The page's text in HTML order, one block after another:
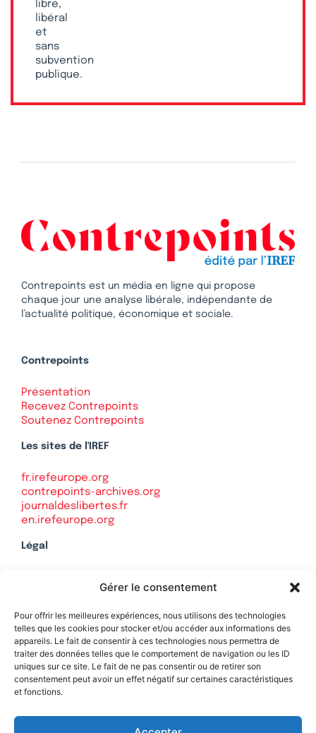
Gérer le consentement
Pour offrir les meilleures expériences, nous utilisons des technologies
telles que les cookies pour stocker et/ou accéder aux informations des
appareils. Le fait de consentir à ces technologies nous permettra de
traiter des données telles que le comportement de navigation ou les ID
uniques sur ce site. Le fait de ne pas consentir ou de retirer son
consentement peut avoir un effet négatif sur certaines caractéristiques
et fonctions.
libre,
libéral
et
sans
subvention
publique.
Contrepoints est un média en ligne qui propose
chaque jour une analyse libérale, indépendante de
l’actualité politique, économique et sociale.
Contrepoints
Présentation
Recevez Contrepoints
Soutenez Contrepoints
Les sites de l'IREF
fr.irefeurope.org
contrepoints-archives.org
journaldeslibertes.fr
en.irefeurope.org
Légal
Politique de confidentialité
Contact
Soutenez Contrepoints